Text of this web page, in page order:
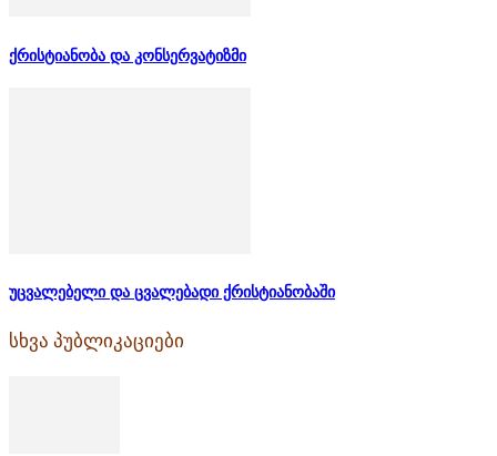
ქრისტიანობა და კონსერვატიზმი
უცვალებელი და ცვალებადი ქრისტიანობაში
სხვა პუბლიკაციები